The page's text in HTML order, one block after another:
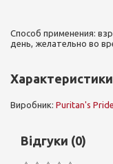
Способ применения:
день, желательно во
Характеристики
Виробник: Puritan's Pride
Відгуки (0)